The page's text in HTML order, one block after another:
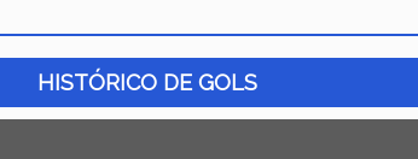
HISTÓRICO DE GOLS